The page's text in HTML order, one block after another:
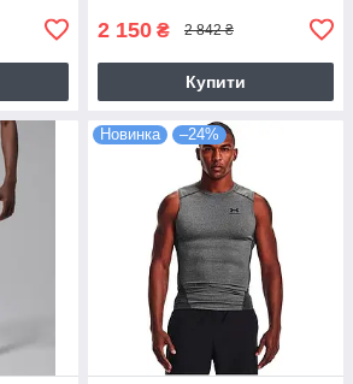
2 150 ₴ 2 842 ₴
Купити
Новинка –24%